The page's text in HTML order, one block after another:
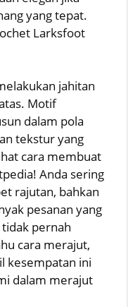
yang tepat.
Larksfoot
jahitan
Motif
dalam pola
tekstur yang
cara membuat
Anda sering
rajutan, bahkan
pesanan yang
pernah
cara merajut,
kesempatan ini
dalam merajut